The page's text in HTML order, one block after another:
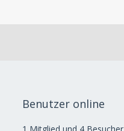
Benutzer online